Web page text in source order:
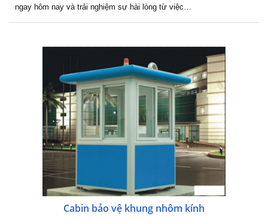
ngay hôm nay và trải nghiệm sự hài lòng từ việc…
Cabin bảo vệ khung nhôm kính